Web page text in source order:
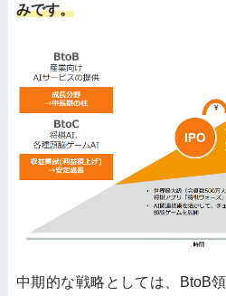
みです。
中期的な戦略としては、BtoB